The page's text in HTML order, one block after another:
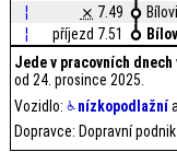
¦
⨯ 7.49
¦
příjezd 7.51
Jede v pracovních
od 24. prosince 2025.
Vozidlo: nízkopodlažní
Dopravce: Dopravní